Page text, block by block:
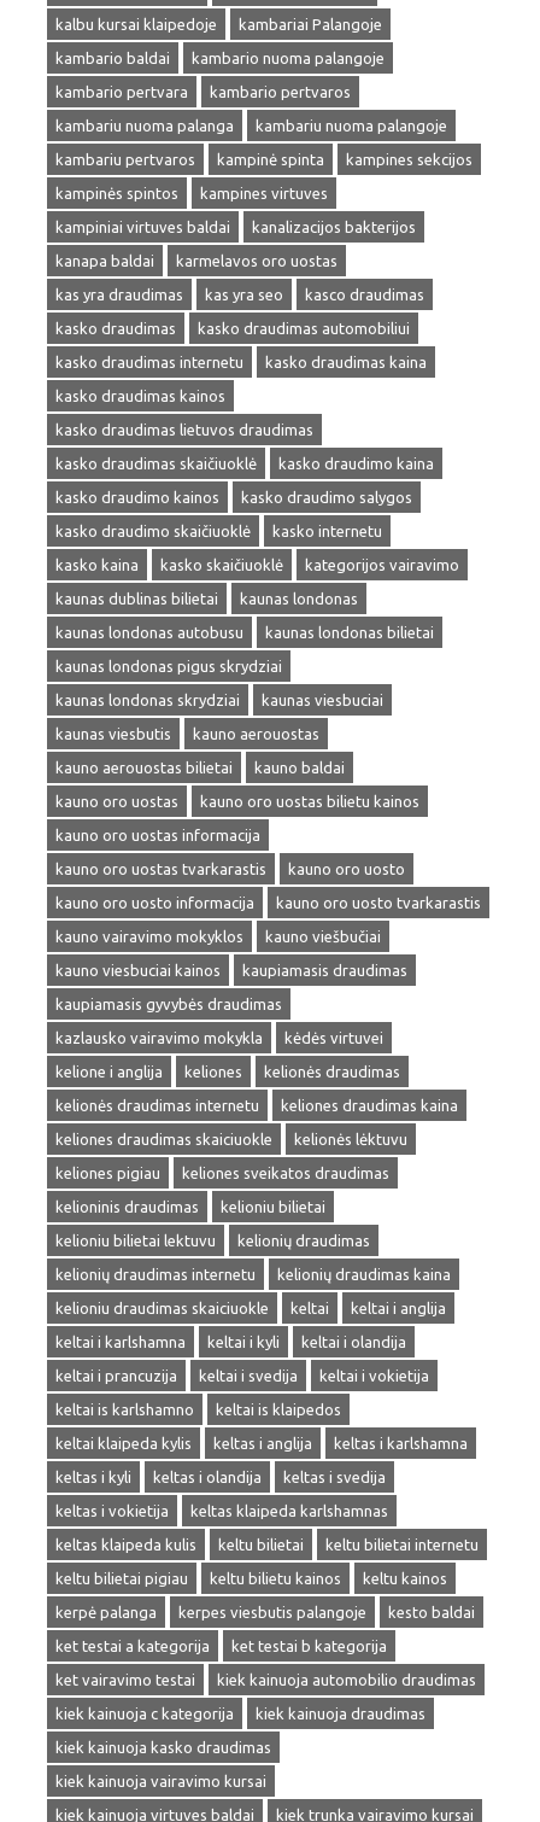
kalbu kursai klaipedoje
kambariai Palangoje
kambario baldai
kambario nuoma palangoje
kambario pertvara
kambario pertvaros
kambariu nuoma palanga
kambariu nuoma palangoje
kambariu pertvaros
kampinė spinta
kampines sekcijos
kampinės spintos
kampines virtuves
kampiniai virtuves baldai
kanalizacijos bakterijos
kanapa baldai
karmelavos oro uostas
kas yra draudimas
kas yra seo
kasco draudimas
kasko draudimas
kasko draudimas automobiliui
kasko draudimas internetu
kasko draudimas kaina
kasko draudimas kainos
kasko draudimas lietuvos draudimas
kasko draudimas skaičiuoklė
kasko draudimo kaina
kasko draudimo kainos
kasko draudimo salygos
kasko draudimo skaičiuoklė
kasko internetu
kasko kaina
kasko skaičiuoklė
kategorijos vairavimo
kaunas dublinas bilietai
kaunas londonas
kaunas londonas autobusu
kaunas londonas bilietai
kaunas londonas pigus skrydziai
kaunas londonas skrydziai
kaunas viesbuciai
kaunas viesbutis
kauno aerouostas
kauno aerouostas bilietai
kauno baldai
kauno oro uostas
kauno oro uostas bilietu kainos
kauno oro uostas informacija
kauno oro uostas tvarkarastis
kauno oro uosto
kauno oro uosto informacija
kauno oro uosto tvarkarastis
kauno vairavimo mokyklos
kauno viešbučiai
kauno viesbuciai kainos
kaupiamasis draudimas
kaupiamasis gyvybės draudimas
kazlausko vairavimo mokykla
kėdės virtuvei
kelione i anglija
keliones
kelionės draudimas
kelionės draudimas internetu
keliones draudimas kaina
keliones draudimas skaiciuokle
kelionės lėktuvu
keliones pigiau
keliones sveikatos draudimas
kelioninis draudimas
kelioniu bilietai
kelioniu bilietai lektuvu
kelionių draudimas
kelionių draudimas internetu
kelionių draudimas kaina
kelioniu draudimas skaiciuokle
keltai
keltai i anglija
keltai i karlshamna
keltai i kyli
keltai i olandija
keltai i prancuzija
keltai i svedija
keltai i vokietija
keltai is karlshamno
keltai is klaipedos
keltai klaipeda kylis
keltas i anglija
keltas i karlshamna
keltas i kyli
keltas i olandija
keltas i svedija
keltas i vokietija
keltas klaipeda karlshamnas
keltas klaipeda kulis
keltu bilietai
keltu bilietai internetu
keltu bilietai pigiau
keltu bilietu kainos
keltu kainos
kerpė palanga
kerpes viesbutis palangoje
kesto baldai
ket testai a kategorija
ket testai b kategorija
ket vairavimo testai
kiek kainuoja automobilio draudimas
kiek kainuoja c kategorija
kiek kainuoja draudimas
kiek kainuoja kasko draudimas
kiek kainuoja vairavimo kursai
kiek kainuoja virtuves baldai
kiek trunka vairavimo kursai